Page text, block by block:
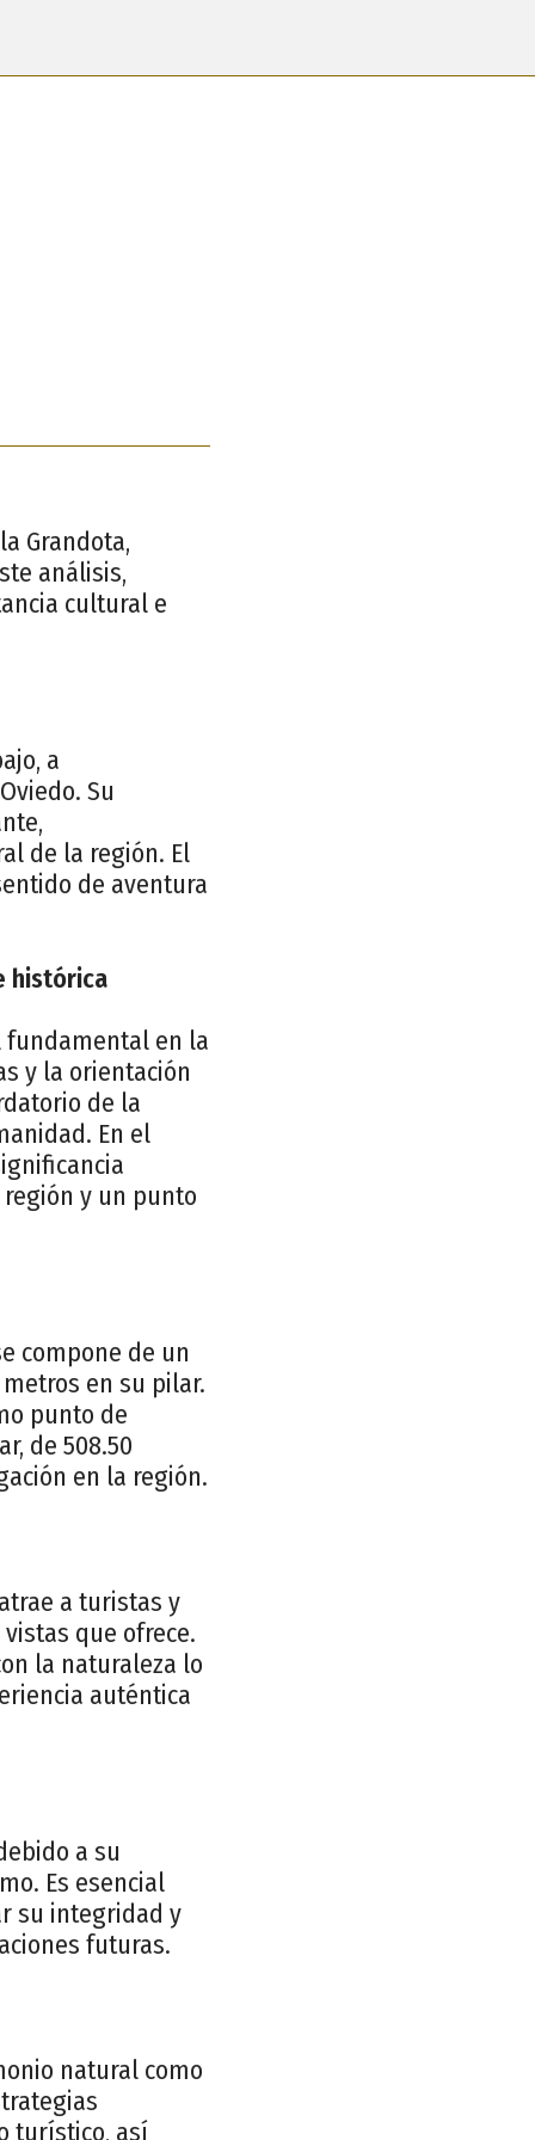
Grandota,
análisis,
cultural e
a
Su
de la región. El
de aventura
histórica
fundamental en la
y la orientación
de la
En el
y un punto
compone de un
en su pilar.
punto de
de 508.50
en la región.
a turistas y
que ofrece.
la naturaleza lo
auténtica
a su
Es esencial
su integridad y
futuras.
natural como
turístico, así